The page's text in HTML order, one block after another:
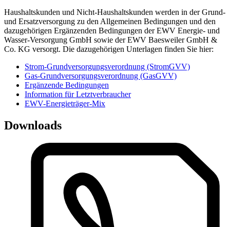
Haushaltskunden und Nicht-Haushaltskunden werden in der Grund-
und Ersatzversorgung zu den Allgemeinen Bedingungen und den
dazugehörigen Ergänzenden Bedingungen der EWV Energie- und
Wasser-Versorgung GmbH sowie der EWV Baesweiler GmbH &
Co. KG versorgt. Die dazugehörigen Unterlagen finden Sie hier:
Strom-Grundversorgungsverordnung (StromGVV)
Gas-Grundversorgungsverordnung (GasGVV)
Ergänzende Bedingungen
Information für Letztverbraucher
EWV-Energieträger-Mix
Downloads